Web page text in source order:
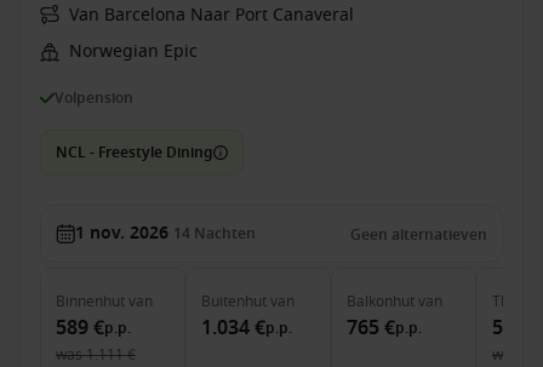
Van Barcelona Naar Port Canaveral
Norwegian Epic
Volpension
NCL - Freestyle Dining
1 nov. 2026 14 Nachten Geen alternatieven
Binnenhutvan
589 €p.p.
was1.111 €
Buitenhutvan
1.034 €p.p.
Balkonhutvan
765 €p.p.
The
was